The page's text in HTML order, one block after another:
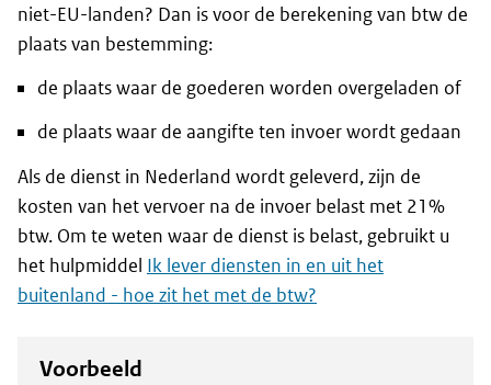
niet-EU-landen? Dan is voor de berekening van btw de
plaats van bestemming:
de plaats waar de goederen worden overgeladen of
de plaats waar de aangifte ten invoer wordt gedaan
Als de dienst in Nederland wordt geleverd, zijn de
kosten van het vervoer na de invoer belast met 21%
btw. Om te weten waar de dienst is belast, gebruikt u
het hulpmiddel Ik lever diensten in en uit het
buitenland - hoe zit het met de btw?
Voorbeeld